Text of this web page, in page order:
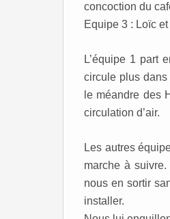
concoction du
Equipe 3 : Loïc
L’équipe 1 part
circule plus dans
le méandre des
circulation d’air.
Les autres
marche à
nous en sortir
installer.